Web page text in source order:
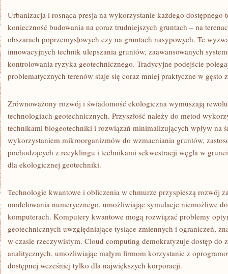
Urbanizacja i rosnąca presja na wykorzystanie każdego dostępnego
konieczność budowania na coraz trudniejszych gruntach – na
obszarach poprzemysłowych czy na gruntach nasypowych. Te
innowacyjnych technik ulepszania gruntów, zaawansowanych
kontrolowania ryzyka geotechnicznego. Tradycyjne podejście
problematycznych terenów staje się coraz mniej praktyczne w gęsto
Zrównoważony rozwój i świadomość ekologiczna wymuszają
technologiach geotechnicznych. Przyszłość należy do metod
technikami biogeotechniki i rozwiązań minimalizujących wpływ na
wykorzystaniem mikroorganizmów do wzmacniania gruntów,
pochodzących z recyklingu i technikami sekwestracji węgla w
dla ekologicznej geotechniki.
Technologie kwantowe i obliczenia w chmurze przyspieszą rozwój
modelowania numerycznego, umożliwiając symulacje niemożliwe
komputerach. Komputery kwantowe mogą rozwiązać problemy
geotechnicznych uwzględniające tysiące zmiennych i ograniczeń,
w czasie rzeczywistym. Cloud computing demokratyzuje dostęp do
analitycznych, umożliwiając małym firmom korzystanie z
dostępnej wcześniej tylko dla największych korporacji.